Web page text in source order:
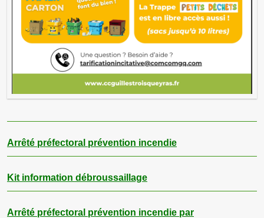
Arrêté préfectoral prévention incendie
Kit information débroussaillage
Arrêté préfectoral prévention incendie par